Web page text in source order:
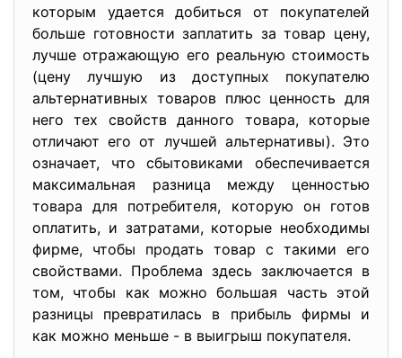
которым удается добиться от покупателей
больше готовности заплатить за товар цену,
лучше отражающую его реальную стоимость
(цену лучшую из доступных покупателю
альтернативных товаров плюс ценность для
него тех свойств данного товара, которые
отличают его от лучшей альтернативы). Это
означает, что сбытовиками обеспечивается
максимальная разница между ценностью
товара для потребителя, которую он готов
оплатить, и затратами, которые необходимы
фирме, чтобы продать товар с такими его
свойствами. Проблема здесь заключается в
том, чтобы как можно большая часть этой
разницы превратилась в прибыль фирмы и
как можно меньше - в выигрыш покупателя.